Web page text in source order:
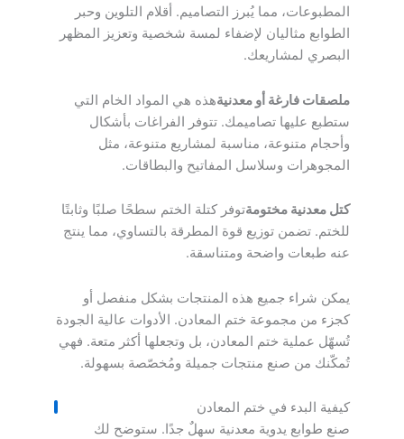
المطبوعات، مما يُبرز التصاميم. أقلام التلوين وحبر
الطوابع مثاليان لإضفاء لمسة شخصية وتعزيز المظهر
البصري لمشاريعك.
ملصقات فارغة أو معدنيةهذه هي المواد الخام التي
ستطبع عليها تصاميمك. تتوفر الفراغات بأشكال
وأحجام متنوعة، مناسبة لمشاريع متنوعة، مثل
المجوهرات وسلاسل المفاتيح والبطاقات.
كتل معدنية مختومةتوفر كتلة الختم سطحًا صلبًا وثابتًا
للختم. تضمن توزيع قوة المطرقة بالتساوي، مما ينتج
عنه طبعات واضحة ومتناسقة.
يمكن شراء جميع هذه المنتجات بشكل منفصل أو
كجزء من مجموعة ختم المعادن. الأدوات عالية الجودة
تُسهّل عملية ختم المعادن، بل وتجعلها أكثر متعة. فهي
تُمكّنك من صنع منتجات جميلة ومُخصّصة بسهولة.
كيفية البدء في ختم المعادن
صنع طوابع يدوية معدنية سهلٌ جدًا. ستوضح لك